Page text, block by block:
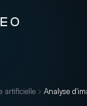
artificielle Analyse